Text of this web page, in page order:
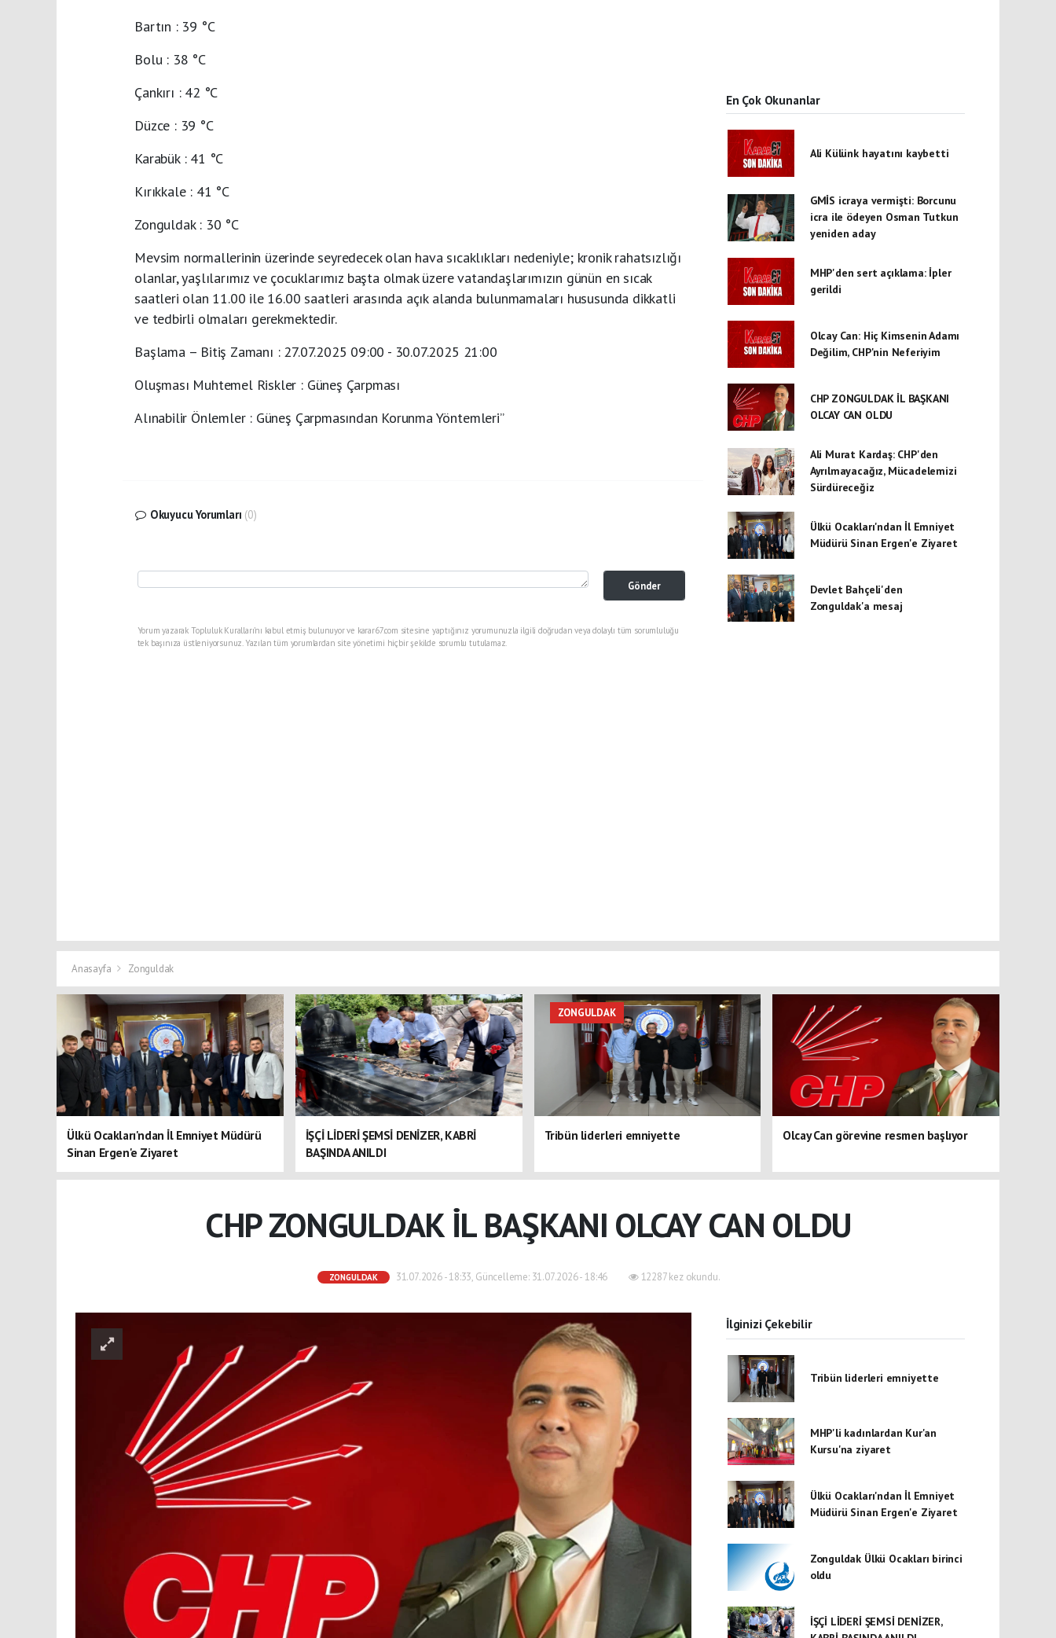
Bartın : 39 °C
Bolu : 38 °C
Çankırı : 42 °C
Düzce : 39 °C
Karabük : 41 °C
Kırıkkale : 41 °C
Zonguldak : 30 °C
Mevsim normallerinin üzerinde seyredecek olan hava sıcaklıkları nedeniyle; kronik rahatsızlığı
olanlar, yaşlılarımız ve çocuklarımız başta olmak üzere vatandaşlarımızın günün en sıcak
saatleri olan 11.00 ile 16.00 saatleri arasında açık alanda bulunmamaları hususunda dikkatli
ve tedbirli olmaları gerekmektedir.
Başlama – Bitiş Zamanı : 27.07.2025 09:00 - 30.07.2025 21:00
Oluşması Muhtemel Riskler : Güneş Çarpması
Alınabilir Önlemler : Güneş Çarpmasından Korunma Yöntemleri”
Okuyucu Yorumları (0)
Gönder
Yorum yazarak Topluluk Kuralları’nı kabul etmiş bulunuyor ve karar67.com sitesine yaptığınız yorumunuzla ilgili doğrudan veya dolaylı tüm sorumluluğu
tek başınıza üstleniyorsunuz. Yazılan tüm yorumlardan site yönetimi hiçbir şekilde sorumlu tutulamaz.
En Çok Okunanlar
Ali Külünk hayatını kaybetti
GMİS icraya vermişti: Borcunu
icra ile ödeyen Osman Tutkun
yeniden aday
MHP'den sert açıklama: İpler
gerildi
Olcay Can: Hiç Kimsenin Adamı
Değilim, CHP'nin Neferiyim
CHP ZONGULDAK İL BAŞKANI
OLCAY CAN OLDU
Ali Murat Kardaş: CHP'den
Ayrılmayacağız, Mücadelemizi
Sürdüreceğiz
Ülkü Ocakları'ndan İl Emniyet
Müdürü Sinan Ergen'e Ziyaret
Devlet Bahçeli'den
Zonguldak'a mesaj
Anasayfa Zonguldak
Ülkü Ocakları'ndan İl Emniyet Müdürü
Sinan Ergen'e Ziyaret
İŞÇİ LİDERİ ŞEMSİ DENİZER, KABRİ
BAŞINDA ANILDI
ZONGULDAK
Tribün liderleri emniyette Olcay Can görevine resmen başlıyor
CHP ZONGULDAK İL BAŞKANI OLCAY CAN OLDU
ZONGULDAK 31.07.2026 - 18:33, Güncelleme: 31.07.2026 - 18:46 12287 kez okundu.
İlginizi Çekebilir
Tribün liderleri emniyette
MHP'li kadınlardan Kur'an
Kursu'na ziyaret
Ülkü Ocakları'ndan İl Emniyet
Müdürü Sinan Ergen'e Ziyaret
Zonguldak Ülkü Ocakları birinci
oldu
İŞÇİ LİDERİ ŞEMSİ DENİZER,